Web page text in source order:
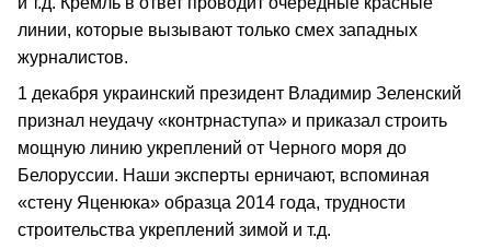
линии, которые вызывают только смех западных
журналистов.
1 декабря украинский президент Владимир Зеленский
признал неудачу «контрнаступа» и приказал строить
мощную линию укреплений от Черного моря до
Белоруссии. Наши эксперты ерничают, вспоминая
«стену Яценюка» образца 2014 года, трудности
строительства укреплений зимой и т.д.